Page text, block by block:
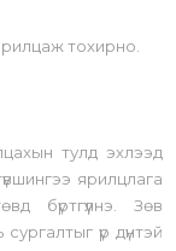
тохирно.
тулд эхлээд
ярилцлага
бүртгүүлнэ. Зөв
үр дүнтэй